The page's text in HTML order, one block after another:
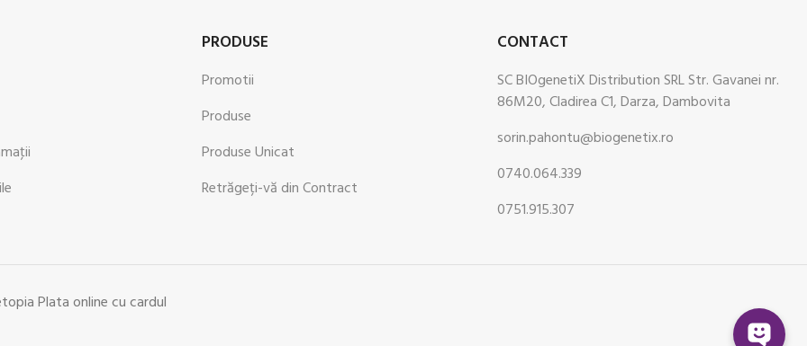
PRODUSE
Promotii
Produse
Produse Unicat
Retrăgeți-vă din Contract
CONTACT
SC BIOgenetiX Distribution SRL Str. Gavanei nr.
86M20, Cladirea C1, Darza, Dambovita
sorin.pahontu@biogenetix.ro
0740.064.339
0751.915.307